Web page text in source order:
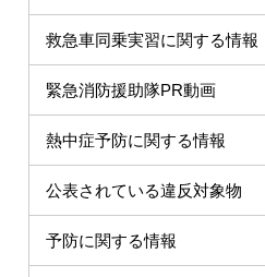
救急車同乗実習に関する情報
緊急消防援助隊PR動画
熱中症予防に関する情報
公表されている違反対象物
予防に関する情報